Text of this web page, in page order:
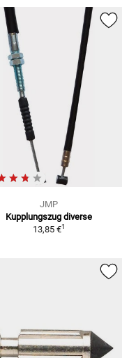
JMP
Kupplungszug diverse
13,85 €1